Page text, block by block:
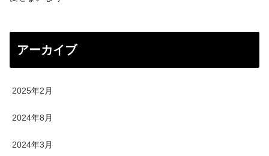
アーカイブ
2025年2月
2024年8月
2024年3月